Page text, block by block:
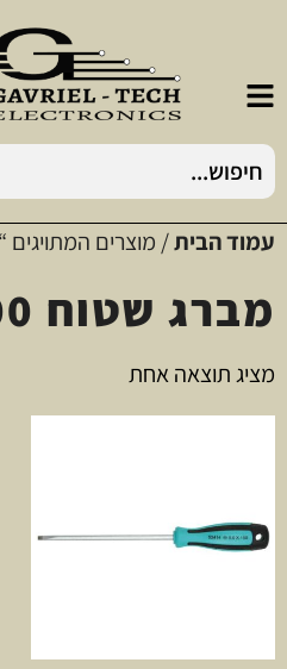
עמוד הבית/ מוצרים המתויגים
מברג שטוח 6-300
מציג תוצאה אחת